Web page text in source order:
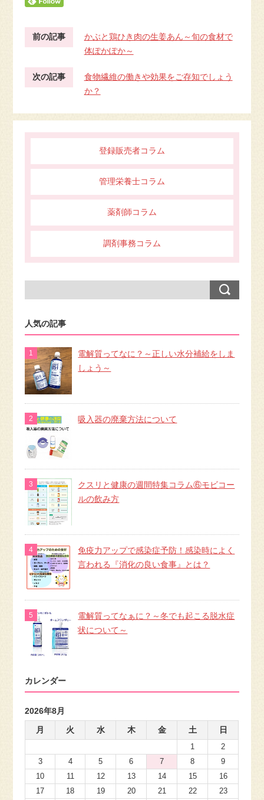
前の記事
かぶと鶏ひき肉の生姜あん～旬の食材で
体ぽかぽか～
次の記事
食物繊維の働きや効果をご存知でしょう
か？
登録販売者コラム
管理栄養士コラム
薬剤師コラム
調剤事務コラム
人気の記事
電解質ってなに？～正しい水分補給をしま
しょう～
吸入器の廃棄方法について
クスリと健康の週間特集コラム⑥モビコー
ルの飲み方
免疫力アップで感染症予防！感染時によく
言われる『消化の良い食事』とは？
電解質ってなぁに？～冬でも起こる脱水症
状について～
カレンダー
2026年8月
月
火 水 木 金 土 日
1
2
3
4 5 6 7 8
9
10
11 12 13 14 15
16
17
18 19 20 21 22
23